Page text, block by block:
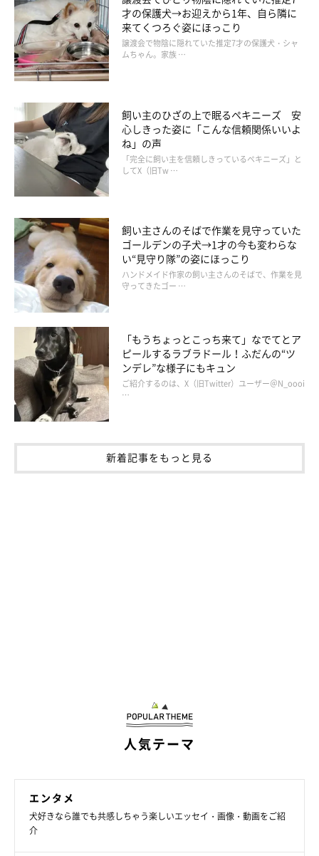
才の保護犬→お迎えから1年、自ら隣に
来てくつろぐ姿にほっこり
譲渡会で物陰に隠れていた推定7才の保護犬・シャ
ムちゃん。家族 …
飼い主のひざの上で眠るペキニーズ 安
心しきった姿に「こんな信頼関係いいよ
ね」の声
「完全に飼い主を信頼しきっているペキニーズ」と
してX（旧Tw …
飼い主さんのそばで作業を見守っていた
ゴールデンの子犬→1才の今も変わらな
い“見守り隊”の姿にほっこり
ハンドメイド作家の飼い主さんのそばで、作業を見
守ってきたゴー …
「もうちょっとこっち来て」なでてとア
ピールするラブラドール！ふだんの“ツ
ンデレ”な様子にもキュン
ご紹介するのは、X（旧Twitter）ユーザー＠N_oooi
…
新着記事をもっと見る
人気テーマ
エンタメ
犬好きなら誰でも共感しちゃう楽しいエッセイ・画像・動画をご紹
介